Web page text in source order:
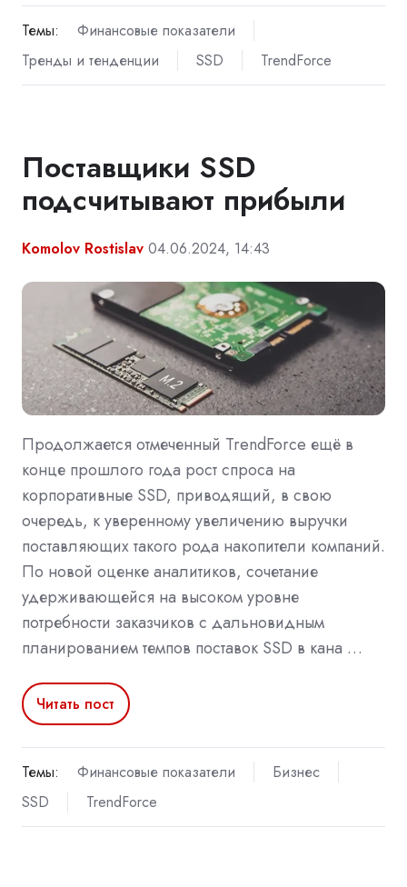
Темы:
Финансовые показатели
Тренды и тенденции
SSD TrendForce
Поставщики SSD
подсчитывают прибыли
Komolov Rostislav 04.06.2024, 14:43
Продолжается отмеченный TrendForce ещё в
конце прошлого года рост спроса на
корпоративные SSD, приводящий, в свою
очередь, к уверенному увеличению выручки
поставляющих такого рода накопители компаний.
По новой оценке аналитиков, сочетание
удерживающейся на высоком уровне
потребности заказчиков с дальновидным
планированием темпов поставок SSD в кана …
Читать пост
Темы: Финансовые показатели
Бизнес
SSD
TrendForce